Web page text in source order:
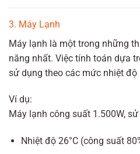
3. Máy Lạnh
Máy lạnh là một trong những
năng nhất. Việc tính toán dựa
sử dụng theo các mức nhiệt độ
Ví dụ:
Máy lạnh công suất 1.500W,
Nhiệt độ 26°C (công suất